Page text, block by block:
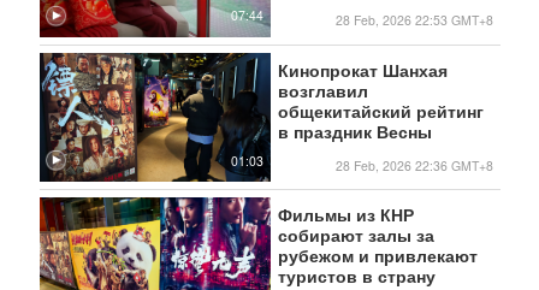
07:44 28 Feb, 2026 22:53 GMT+8
01:03
Кинопрокат Шанхая
возглавил
общекитайский рейтинг
в праздник Весны
28 Feb, 2026 22:36 GMT+8
Фильмы из КНР
собирают залы за
рубежом и привлекают
туристов в страну